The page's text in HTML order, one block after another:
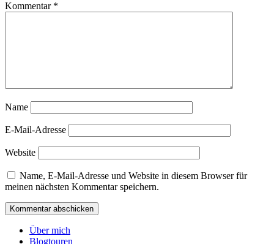
Kommentar *
Name
E-Mail-Adresse
Website
Name, E-Mail-Adresse und Website in diesem Browser für
meinen nächsten Kommentar speichern.
Über mich
Blogtouren